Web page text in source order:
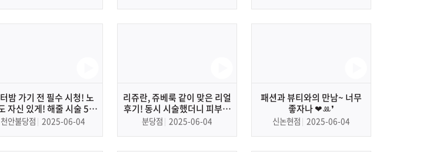
밤 가기 전 필수 시청! 노
자신 있게! 해줄 시술 5가
추천해 드립니다 (feat. 인
천안불당점 2025-06-04
리쥬란, 쥬베룩 같이 맞은 리얼
후기! 동시 시술했더니 피부광
대박 났어요!
분당점 2025-06-04
패션과 뷰티와의 만남~ 너무
좋자나 ❤︎ꔛ❜
신논현점 2025-06-04